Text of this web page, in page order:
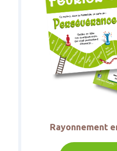
Rayonnement